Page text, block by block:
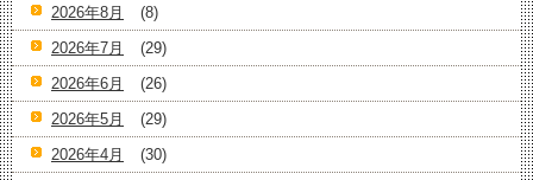
2026年8月
(8)
2026年7月
(29)
2026年6月
(26)
2026年5月
(29)
2026年4月
(30)